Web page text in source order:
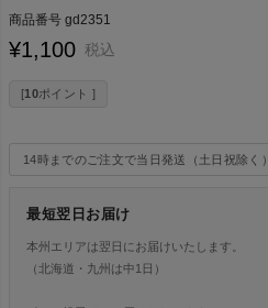
商品番号 gd2351
¥1,100 税込
[10ポイント ]
14時までのご注文で当日発送（土日祝除く）
最短翌日お届け
本州エリアは翌日にお届けいたします。
（北海道・九州は中1日）